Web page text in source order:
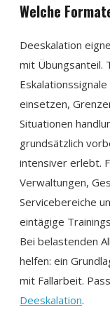
Welche
Deeskalation
mit Übungsanteil.
einsetzen,
Situationen
grundsätzlich
intensiver erlebt.
Verwaltungen,
Servicebereiche
eintägige
Bei belastenden
helfen: ein
mit Fallarbeit.
Deeskalation.